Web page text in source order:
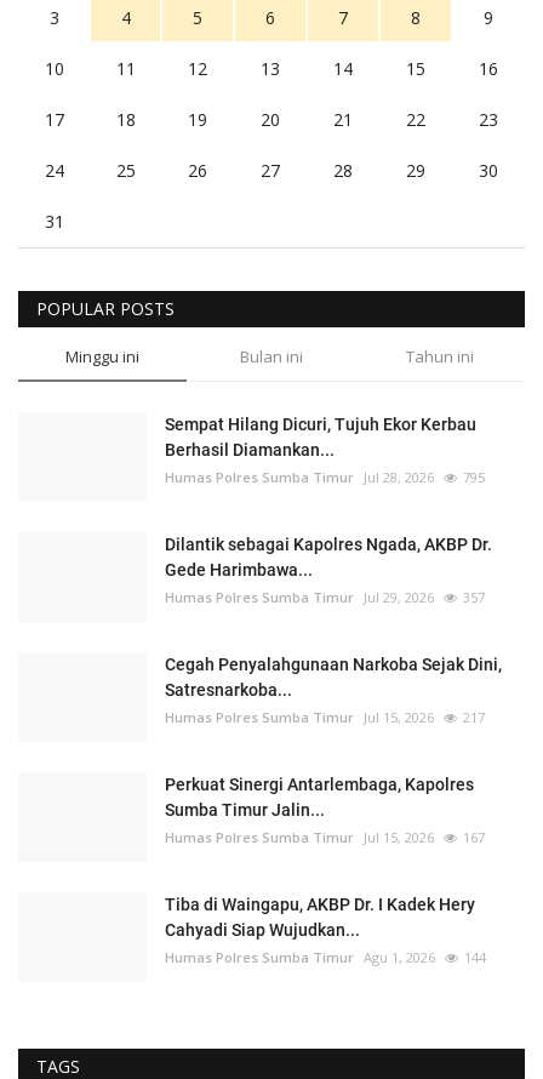
3 4 5 6 7 8 9
10 11 12 13 14 15 16
17 18 19 20 21 22 23
24 25 26 27 28 29 30
31
POPULAR POSTS
Minggu ini Bulan ini Tahun ini
Sempat Hilang Dicuri, Tujuh Ekor Kerbau
Berhasil Diamankan...
Humas Polres Sumba Timur Jul 28, 2026 795
Dilantik sebagai Kapolres Ngada, AKBP Dr.
Gede Harimbawa...
Humas Polres Sumba Timur Jul 29, 2026 357
Cegah Penyalahgunaan Narkoba Sejak Dini,
Satresnarkoba...
Humas Polres Sumba Timur Jul 15, 2026 217
Perkuat Sinergi Antarlembaga, Kapolres
Sumba Timur Jalin...
Humas Polres Sumba Timur Jul 15, 2026 167
Tiba di Waingapu, AKBP Dr. I Kadek Hery
Cahyadi Siap Wujudkan...
Humas Polres Sumba Timur Agu 1, 2026 144
TAGS